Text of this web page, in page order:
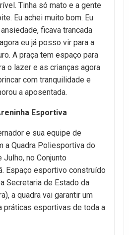
Tinha só mato e a gente
Eu achei muito bom. Eu
ficava trancada
eu já posso vir para a
A praça tem espaço para
o lazer e as crianças agora
com tranquilidade e
a aposentada.
Esportiva
e sua equipe de
a Quadra Poliesportiva do
no Conjunto
Espaço esportivo construído
Secretaria de Estado da
a quadra vai garantir um
práticas esportivas de toda a